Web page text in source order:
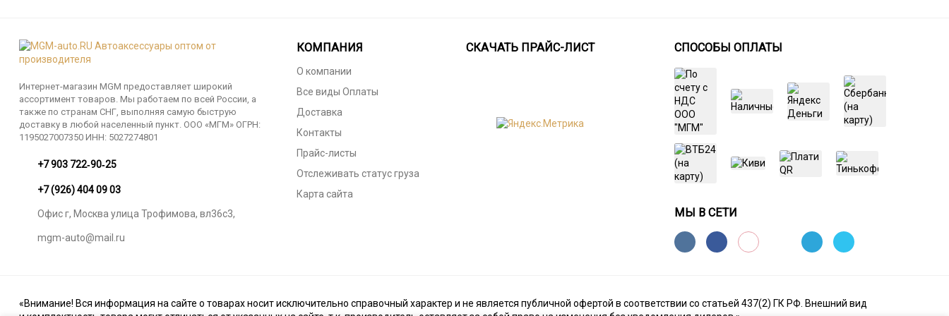
Интернет-магазин MGM предоставляет широкий
ассортимент товаров. Мы работаем по всей России, а
также по странам СНГ, выполняя самую быструю
доставку в любой населенный пункт. ООО «МГМ» ОГРН:
1195027007350 ИНН: 5027274801
‪+7 903 722‑90‑25
+7 (926) 404 09 03
Офис г, Москва улица Трофимова, вл36с3,
mgm-auto@mail.ru
КОМПАНИЯ
О компании
Все виды Оплаты
Доставка
Контакты
Прайс-листы
Отслеживать статус груза
Карта сайта
СКАЧАТЬ ПРАЙС-ЛИСТ СПОСОБЫ ОПЛАТЫ
МЫ В СЕТИ
«Внимание! Вся информация на сайте о товарах носит исключительно справочный характер и не является публичной офертой в соответствии со статьей 437(2) ГК РФ. Внешний вид